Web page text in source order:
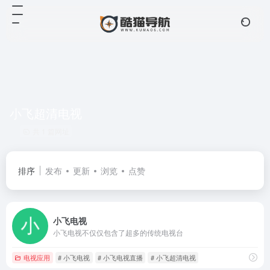
排序 发布 更新 浏览 点赞
小飞电视
小飞电视不仅仅包含了超多的传统电视台
电视应用 # 小飞电视 # 小飞电视直播 # 小飞超清电视